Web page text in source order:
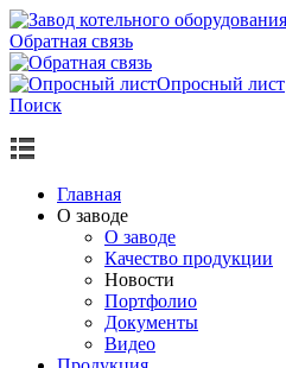
Обратная связь
Опросный лист
Поиск
Главная
О заводе
О заводе
Качество продукции
Новости
Портфолио
Документы
Видео